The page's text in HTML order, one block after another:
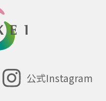
公式Instagram